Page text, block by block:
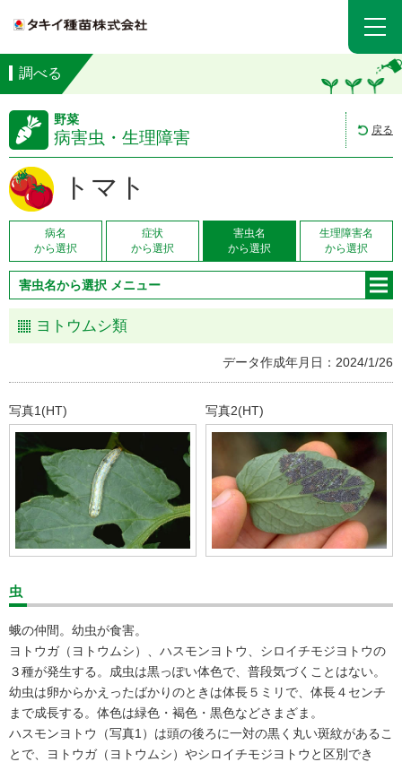
調べる
野菜
病害虫・生理障害 戻る
トマト
病名
から選択
症状
から選択
害虫名
から選択
生理障害名
から選択
害虫名から選択 メニュー
ヨトウムシ類
データ作成年月日：2024/1/26
写真1(HT) 写真2(HT)
虫
蛾の仲間。幼虫が食害。
ヨトウガ（ヨトウムシ）、ハスモンヨトウ、シロイチモジヨトウの
３種が発生する。成虫は黒っぽい体色で、普段気づくことはない。
幼虫は卵からかえったばかりのときは体長５ミリで、体長４センチ
まで成長する。体色は緑色・褐色・黒色などさまざま。
ハスモンヨトウ（写真1）は頭の後ろに一対の黒く丸い斑紋があるこ
とで、ヨトウガ（ヨトウムシ）やシロイチモジヨトウと区別でき